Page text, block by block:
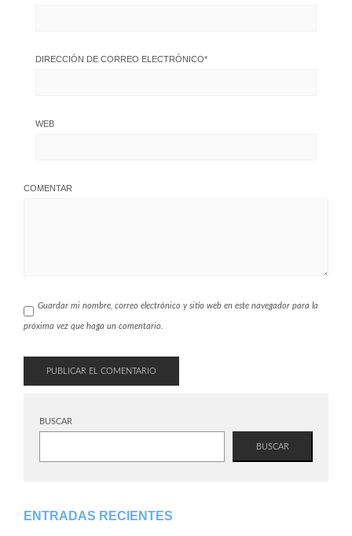
DIRECCIÓN DE CORREO ELECTRÓNICO*
WEB
COMENTAR
Guardar mi nombre, correo electrónico y sitio web en este navegador para la
próxima vez que haga un comentario.
BUSCAR
BUSCAR
ENTRADAS RECIENTES